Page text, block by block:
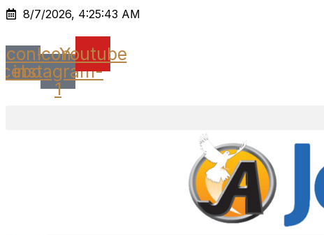
Ir
o
conteúdo
8/7/2026, 4:25:43 AM
Icon-Icon-
instagram-
1
Youtube